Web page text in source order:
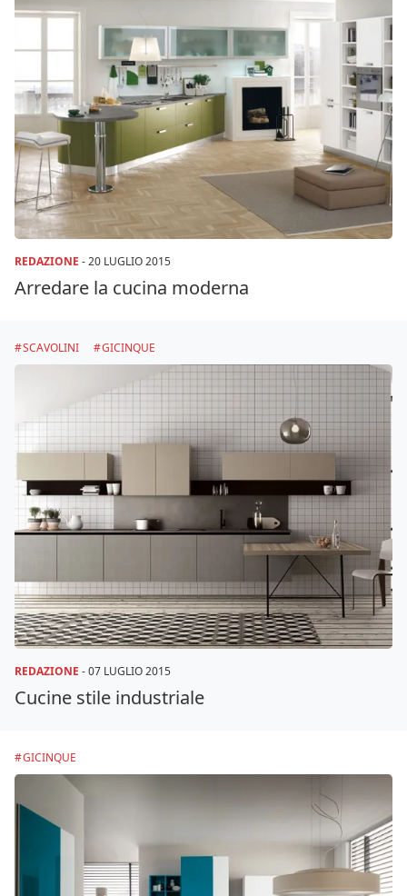
REDAZIONE -20 LUGLIO 2015
Arredare la cucina moderna
SCAVOLINI GICINQUE
REDAZIONE -07 LUGLIO 2015
Cucine stile industriale
GICINQUE